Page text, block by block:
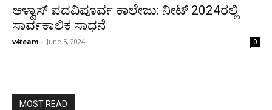
ಆಳ್ವಾಸ್‌ ಪದವಿಪೂರ್ವ ಕಾಲೇಜು: ನೀಟ್ 2024ರಲ್ಲಿ
ಸಾರ್ವಕಾಲಿಕ ಸಾಧನೆ
v4team - June 5, 2024 0
MOST READ